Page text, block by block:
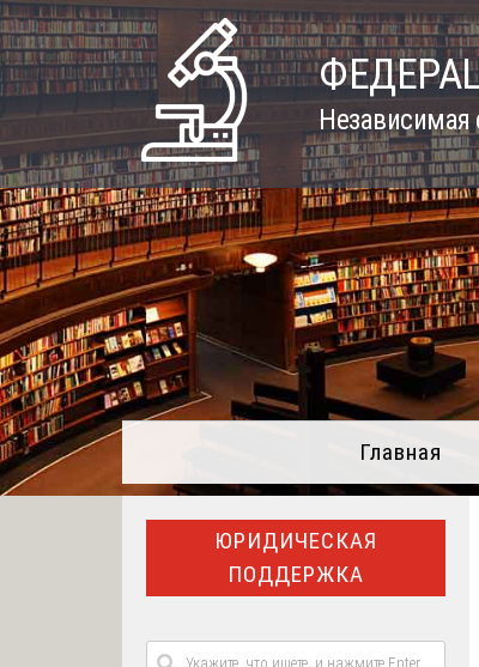
Skip
to
content
Независимая
Главная
ЮРИДИЧЕСКАЯ
ПОДДЕРЖКА